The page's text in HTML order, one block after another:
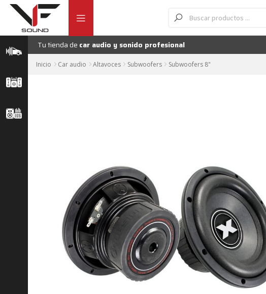
Ir
navegación
Ir
contenido
de
productos
Tu tienda de car audio y sonido profesional
Inicio Car audio Altavoces Subwoofers Subwoofers 8"